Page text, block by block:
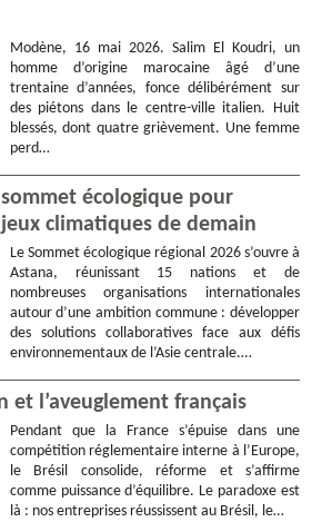
Modène, 16 mai 2026. Salim El Koudri, un
homme d’origine marocaine âgé d’une
trentaine d’années, fonce délibérément sur
des piétons dans le centre-ville italien. Huit
blessés, dont quatre grièvement. Une femme
perd…
écologique pour
climatiques de demain
Le Sommet écologique régional 2026 s’ouvre à
Astana, réunissant 15 nations et de
nombreuses organisations internationales
autour d’une ambition commune : développer
des solutions collaboratives face aux défis
environnementaux de l’Asie centrale.…
et l’aveuglement français
Pendant que la France s’épuise dans une
compétition réglementaire interne à l’Europe,
le Brésil consolide, réforme et s’affirme
comme puissance d’équilibre. Le paradoxe est
là : nos entreprises réussissent au Brésil, le…